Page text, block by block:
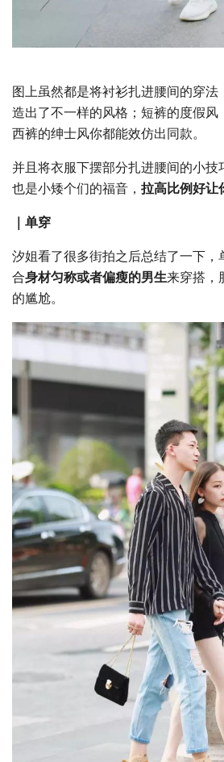
图上虽然都是将衬衫扎进腰间的穿
造出了不一样的风格；短裤的度假风
西裤的绅士风你都能效仿出同款。
并且将衣服下摆部分扎进腰间的小技
也是小矮个们的福音， 拉高比例好让
｜单穿
汐姐看了很多街拍之后总结了一下，
合身材匀称或者偏瘦的男生来穿搭，
的尴尬。